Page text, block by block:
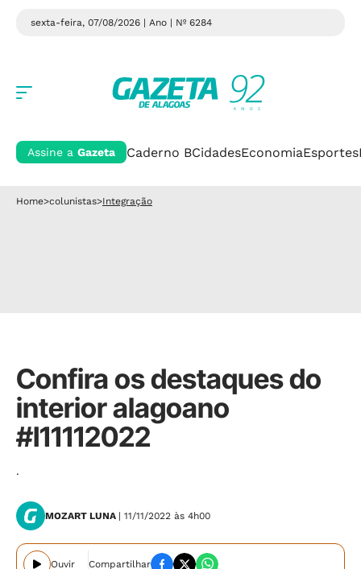
sexta-feira, 07/08/2026 | Ano | Nº 6284
Assine a Gazeta Caderno BCidadesEconomiaEsportes
Home>colunistas>Integração
Confira os destaques do
interior alagoano
#I11112022
.
MOZART LUNA | 11/11/2022 às 4h00
Ouvir Compartilhar